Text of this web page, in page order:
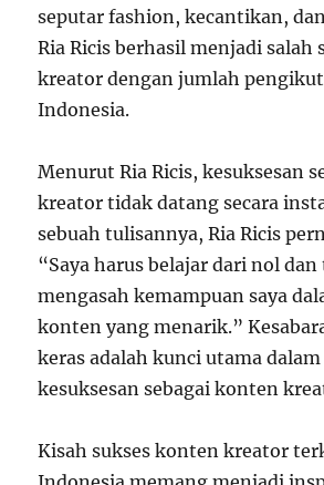
seputar fashion, kecantikan,
Ria Ricis berhasil menjadi salah
kreator dengan jumlah
Indonesia.
Menurut Ria Ricis, kesuksesan
kreator tidak datang secara
sebuah tulisannya, Ria Ricis
“Saya harus belajar dari nol dan
mengasah kemampuan saya
konten yang menarik.”
keras adalah kunci utama
kesuksesan sebagai konten
Kisah sukses konten kreator